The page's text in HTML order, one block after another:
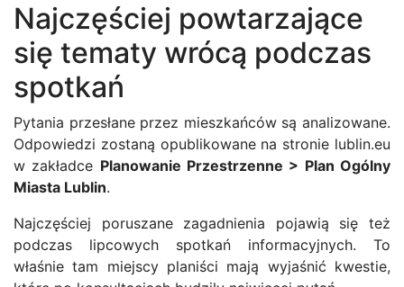
Najczęściej powtarzające
się tematy wrócą podczas
spotkań
Pytania przesłane przez mieszkańców są analizowane.
Odpowiedzi zostaną opublikowane na stronie lublin.eu
w zakładce Planowanie Przestrzenne > Plan Ogólny
Miasta Lublin.
Najczęściej poruszane zagadnienia pojawią się też
podczas lipcowych spotkań informacyjnych. To
właśnie tam miejscy planiści mają wyjaśnić kwestie,